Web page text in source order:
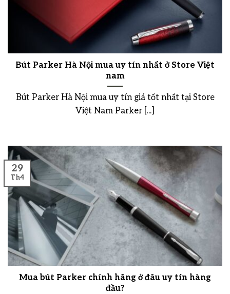
Bút Parker Hà Nội mua uy tín nhất ở Store Việt
nam
Bút Parker Hà Nội mua uy tín giá tốt nhất tại Store
Việt Nam Parker [...]
Mua bút Parker chính hãng ở đâu uy tín hàng
đầu?
29
Th4